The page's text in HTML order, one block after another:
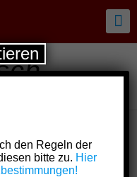
Show all
den Regeln der
bitte zu. Hier